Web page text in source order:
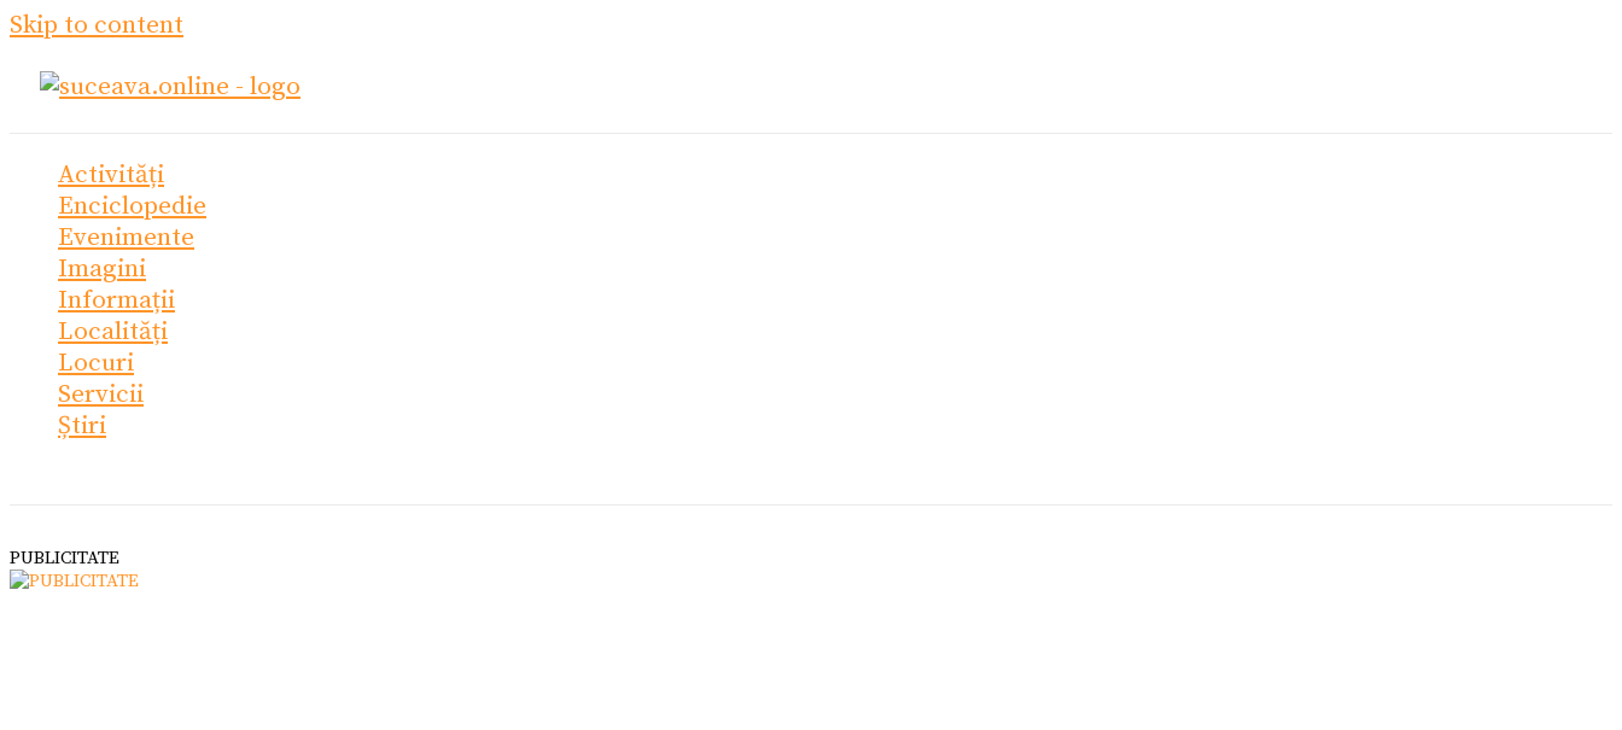
Skip to content
Activități
Enciclopedie
Evenimente
Imagini
Informații
Localități
Locuri
Servicii
Știri
PUBLICITATE